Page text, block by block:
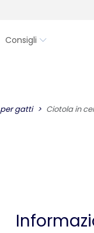
Consigli
gatti Ciotola in